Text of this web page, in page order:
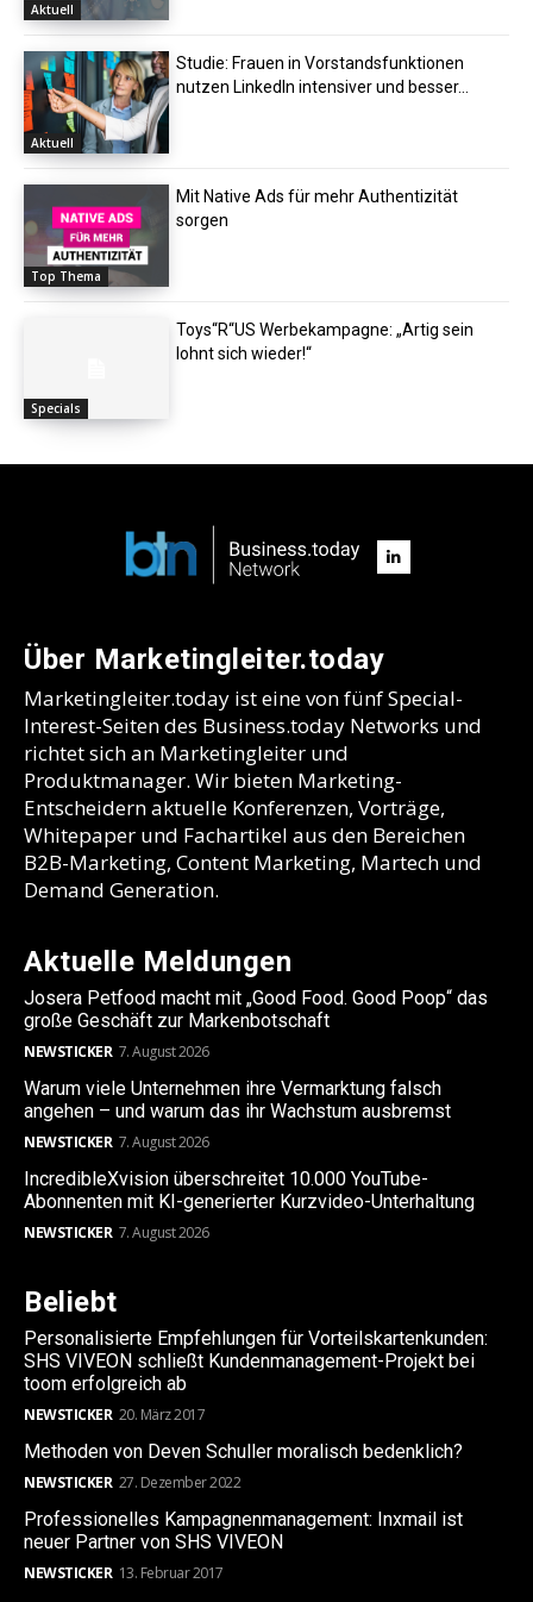
Aktuell
Aktuell
Studie: Frauen in Vorstandsfunktionen
nutzen LinkedIn intensiver und besser...
Top Thema
Mit Native Ads für mehr Authentizität
sorgen
Specials
Toys“R“US Werbekampagne: „Artig sein
lohnt sich wieder!“
Über Marketingleiter.today
Marketingleiter.today ist eine von fünf Special-
Interest-Seiten des Business.today Networks und
richtet sich an Marketingleiter und
Produktmanager. Wir bieten Marketing-
Entscheidern aktuelle Konferenzen, Vorträge,
Whitepaper und Fachartikel aus den Bereichen
B2B-Marketing, Content Marketing, Martech und
Demand Generation.
Aktuelle Meldungen
Josera Petfood macht mit „Good Food. Good Poop“ das
große Geschäft zur Markenbotschaft
NEWSTICKER 7. August 2026
Warum viele Unternehmen ihre Vermarktung falsch
angehen – und warum das ihr Wachstum ausbremst
NEWSTICKER 7. August 2026
IncredibleXvision überschreitet 10.000 YouTube-
Abonnenten mit KI-generierter Kurzvideo-Unterhaltung
NEWSTICKER 7. August 2026
Beliebt
Personalisierte Empfehlungen für Vorteilskartenkunden:
SHS VIVEON schließt Kundenmanagement-Projekt bei
toom erfolgreich ab
NEWSTICKER 20. März 2017
Methoden von Deven Schuller moralisch bedenklich?
NEWSTICKER 27. Dezember 2022
Professionelles Kampagnenmanagement: Inxmail ist
neuer Partner von SHS VIVEON
NEWSTICKER 13. Februar 2017